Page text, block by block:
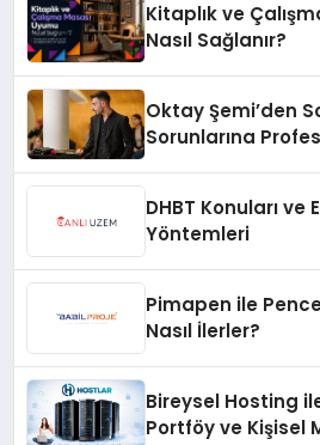
Kitaplık ve
Nasıl Sağlanır?
Oktay Şemi’den
Sorunlarına
DHBT Konuları ve
Yöntemleri
Pimapen ile
Nasıl İlerler?
Bireysel Hosting
Portföy ve Kişisel